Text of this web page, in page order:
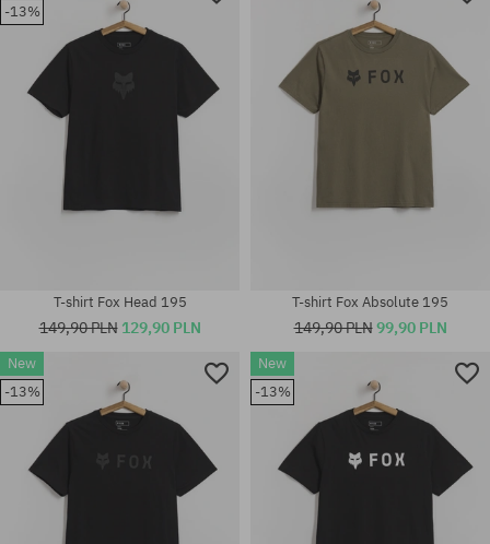
Dostępne rozmiary:
Dostępne rozmiary:
Dostępne rozmiary:
M; L; XL
Dostępne rozmiary:
M; L; XL; XXL
-13%
T-shirt Fox Head 195
149,90 PLN 129,90 PLN
T-shirt Fox Absolute 195
149,90 PLN99,90 PLN
New
-13%
New
-13%